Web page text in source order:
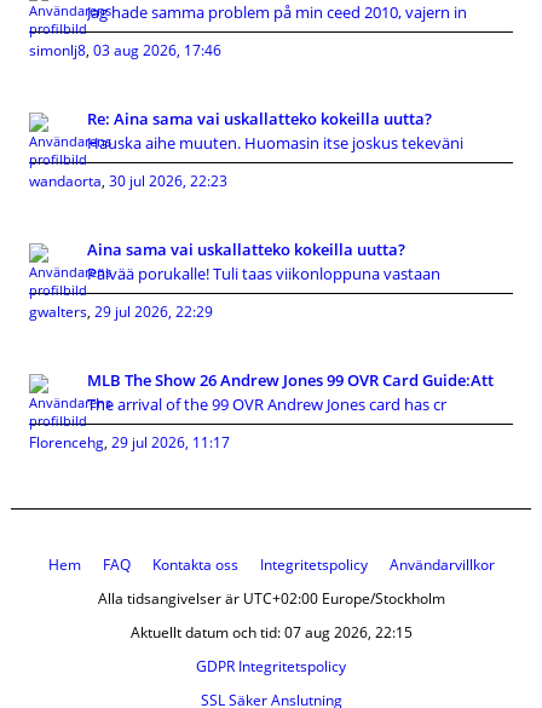
Jag hade samma problem på min ceed 2010, vajern in
simonlj8, 03 aug 2026, 17:46
Re: Aina sama vai uskallatteko kokeilla uutta?
Hauska aihe muuten. Huomasin itse joskus tekeväni
wandaorta, 30 jul 2026, 22:23
Aina sama vai uskallatteko kokeilla uutta?
Päivää porukalle! Tuli taas viikonloppuna vastaan
gwalters, 29 jul 2026, 22:29
MLB The Show 26 Andrew Jones 99 OVR Card Guide:Att
The arrival of the 99 OVR Andrew Jones card has cr
Florencehg, 29 jul 2026, 11:17
Hem FAQ Kontakta oss Integritetspolicy
Användarvillkor
Alla tidsangivelser är UTC+02:00 Europe/Stockholm
Aktuellt datum och tid: 07 aug 2026, 22:15
GDPR Integritetspolicy
SSL Säker Anslutning